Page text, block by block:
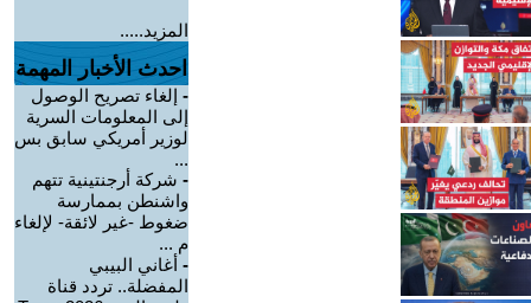
المزيد.....
احدث الأخبار المهمة
- إلغاء تصريح الوصول
إلى المعلومات السرية
لوزير أمريكي سابق بس
...
- شركة أرجنتينية تتهم
واشنطن بممارسة
ضغوط -غير لائقة- لإلغاء
م ...
- أغاني البيبي
المفضلة.. تردد قناة